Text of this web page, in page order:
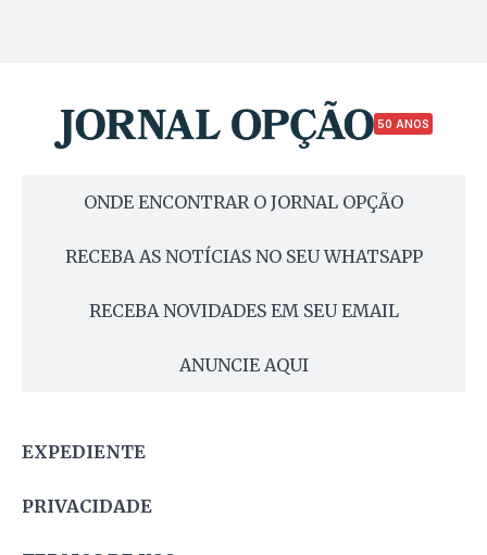
50 ANOS
ONDE ENCONTRAR O JORNAL OPÇÃO
RECEBA AS NOTÍCIAS NO SEU WHATSAPP
RECEBA NOVIDADES EM SEU EMAIL
ANUNCIE AQUI
EXPEDIENTE
PRIVACIDADE